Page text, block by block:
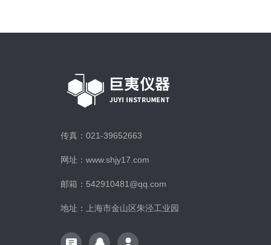
传真：021-39652663
网址：www.shjy17.com
邮箱：542910481@qq.com
地址：上海市金山区朱泾工业园